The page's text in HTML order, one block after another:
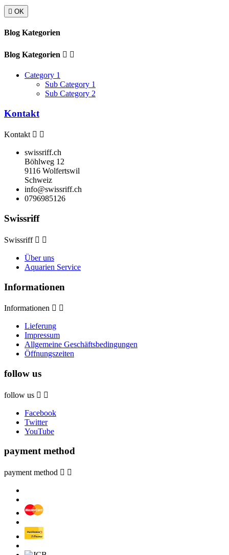
 OK
Blog Kategorien
Blog Kategorien  
Category 1
Sub Category 1
Sub Category 2
Kontakt
Kontakt  
swissriff.ch
Böhlweg 12
9116 Wolfertswil
Schweiz
info@swissriff.ch
0796985126
Swissriff
Swissriff  
Über uns
Aquarien Service
Informationen
Informationen  
Lieferung
Impressum
Allgemeine Geschäftsbedingungen
Öffnungszeiten
follow us
follow us  
Facebook
Twitter
YouTube
payment method
payment method  